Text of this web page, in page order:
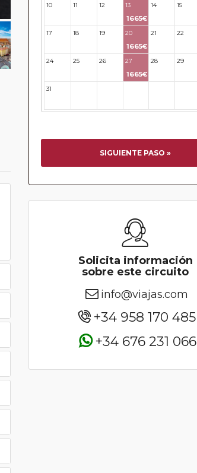
10 11 12 13
1665€
14 15
17 18 19 20
1665€
21 22
24 25 26 27
1665€
28 29
31
SIGUIENTE PASO »
Solicita información
sobre este circuito
info@viajas.com
+34 958 170 485
+34 676 231 066